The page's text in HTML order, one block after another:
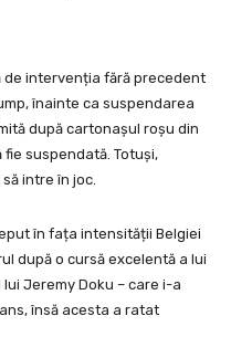
intervenția fără precedent
înainte ca suspendarea
după cartonașul roșu din
suspendată. Totuși,
intre în joc.
în fața intensității Belgiei
după o cursă excelentă a lui
Jeremy Doku – care i-a
însă acesta a ratat